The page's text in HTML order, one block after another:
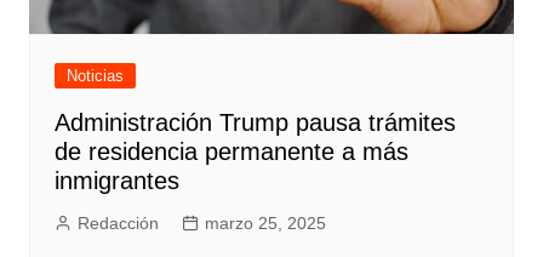
Noticias
Administración Trump pausa trámites
de residencia permanente a más
inmigrantes
Redacción marzo 25, 2025